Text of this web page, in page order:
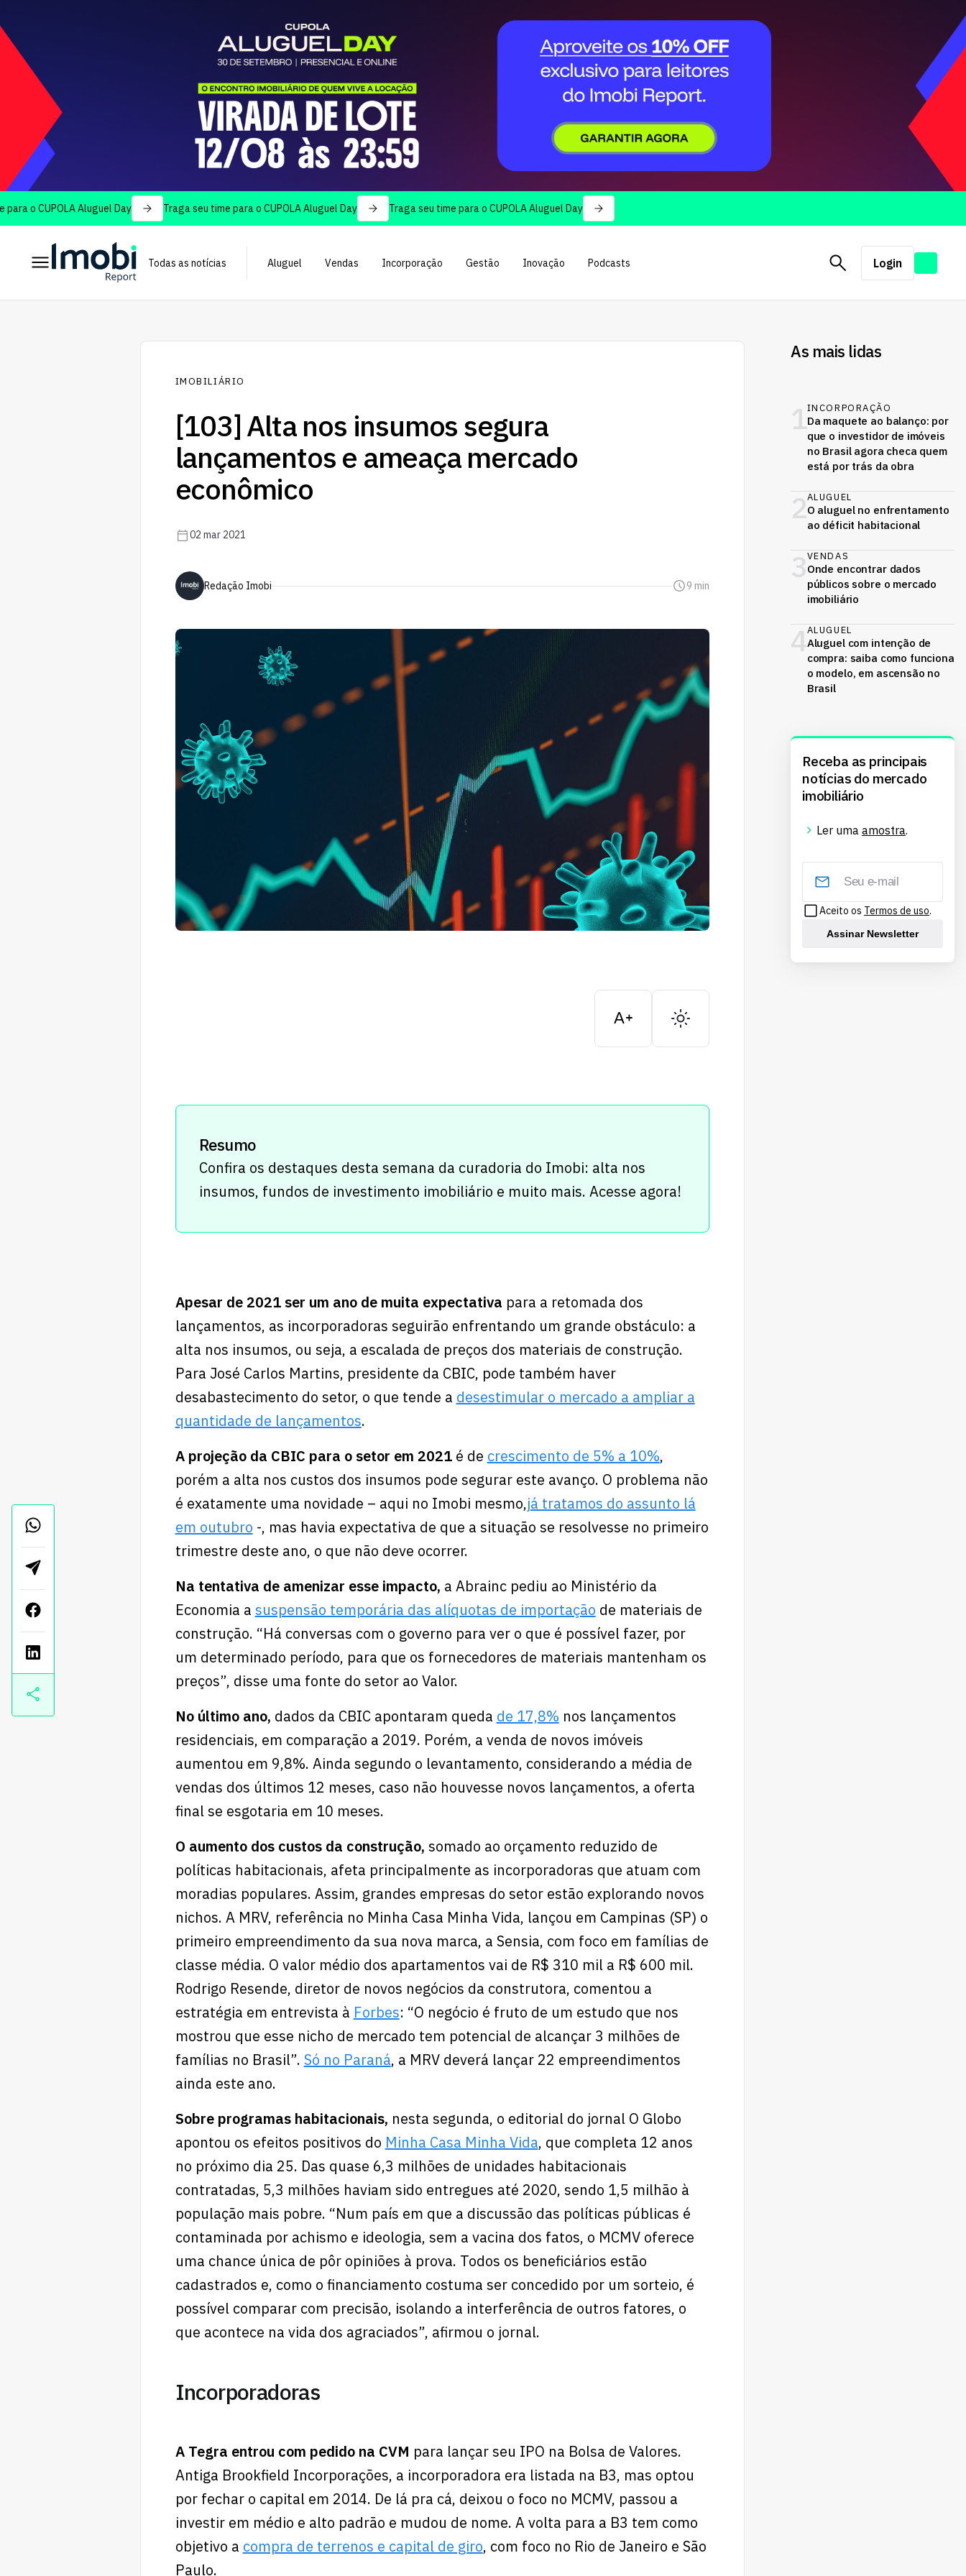
Aluguel Day Traga seu time para o CUPOLA Aluguel Day Traga seu time para o CUPOLA Aluguel Day
Todas as notícias Aluguel Vendas Incorporação Gestão Inovação Podcasts Login
IMOBILIÁRIO
[103] Alta nos insumos segura
lançamentos e ameaça mercado
econômico
02 mar 2021
Redação Imobi 9 min
Resumo
Confira os destaques desta semana da curadoria do Imobi: alta nos
insumos, fundos de investimento imobiliário e muito mais. Acesse agora!
Apesar de 2021 ser um ano de muita expectativa para a retomada dos
lançamentos, as incorporadoras seguirão enfrentando um grande obstáculo: a
alta nos insumos, ou seja, a escalada de preços dos materiais de construção.
Para José Carlos Martins, presidente da CBIC, pode também haver
desabastecimento do setor, o que tende a desestimular o mercado a ampliar a
quantidade de lançamentos.
A projeção da CBIC para o setor em 2021é de crescimento de 5% a 10%,
porém a alta nos custos dos insumos pode segurar este avanço. O problema não
é exatamente uma novidade – aqui no Imobi mesmo,já tratamos do assunto lá
em outubro -, mas havia expectativa de que a situação se resolvesse no primeiro
trimestre deste ano, o que não deve ocorrer.
Na tentativa de amenizar esse impacto, a Abrainc pediu ao Ministério da
Economia a suspensão temporária das alíquotas de importação de materiais de
construção. “Há conversas com o governo para ver o que é possível fazer, por
um determinado período, para que os fornecedores de materiais mantenham os
preços”, disse uma fonte do setor ao Valor.
No último ano, dados da CBIC apontaram queda de 17,8% nos lançamentos
residenciais, em comparação a 2019. Porém, a venda de novos imóveis
aumentou em 9,8%. Ainda segundo o levantamento, considerando a média de
vendas dos últimos 12 meses, caso não houvesse novos lançamentos, a oferta
final se esgotaria em 10 meses.
O aumento dos custos da construção, somado ao orçamento reduzido de
políticas habitacionais, afeta principalmente as incorporadoras que atuam com
moradias populares. Assim, grandes empresas do setor estão explorando novos
nichos. A MRV, referência no Minha Casa Minha Vida, lançou em Campinas (SP) o
primeiro empreendimento da sua nova marca, a Sensia, com foco em famílias de
classe média. O valor médio dos apartamentos vai de R$ 310 mil a R$ 600 mil.
Rodrigo Resende, diretor de novos negócios da construtora, comentou a
estratégia em entrevista à Forbes: “O negócio é fruto de um estudo que nos
mostrou que esse nicho de mercado tem potencial de alcançar 3 milhões de
famílias no Brasil”. Só no Paraná, a MRV deverá lançar 22 empreendimentos
ainda este ano.
Sobre programas habitacionais, nesta segunda, o editorial do jornal O Globo
apontou os efeitos positivos do Minha Casa Minha Vida, que completa 12 anos
no próximo dia 25. Das quase 6,3 milhões de unidades habitacionais
contratadas, 5,3 milhões haviam sido entregues até 2020, sendo 1,5 milhão à
população mais pobre. “Num país em que a discussão das políticas públicas é
contaminada por achismo e ideologia, sem a vacina dos fatos, o MCMV oferece
uma chance única de pôr opiniões à prova. Todos os beneficiários estão
cadastrados e, como o financiamento costuma ser concedido por um sorteio, é
possível comparar com precisão, isolando a interferência de outros fatores, o
que acontece na vida dos agraciados”, afirmou o jornal.
Incorporadoras
A Tegra entrou com pedido na CVM para lançar seu IPO na Bolsa de Valores.
Antiga Brookfield Incorporações, a incorporadora era listada na B3, mas optou
por fechar o capital em 2014. De lá pra cá, deixou o foco no MCMV, passou a
investir em médio e alto padrão e mudou de nome. A volta para a B3 tem como
objetivo a compra de terrenos e capital de giro, com foco no Rio de Janeiro e São
Paulo.
As mais lidas
1INCORPORAÇÃO
Da maquete ao balanço: por
que o investidor de imóveis
no Brasil agora checa quem
está por trás da obra
2ALUGUEL
O aluguel no enfrentamento
ao déficit habitacional
3VENDAS
Onde encontrar dados
públicos sobre o mercado
imobiliário
4ALUGUEL
Aluguel com intenção de
compra: saiba como funciona
o modelo, em ascensão no
Brasil
Receba as principais
notícias do mercado
imobiliário
Ler uma amostra.
Aceito os Termos de uso.
Assinar Newsletter